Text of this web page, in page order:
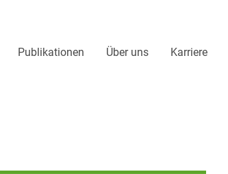
Publikationen Über uns Karriere